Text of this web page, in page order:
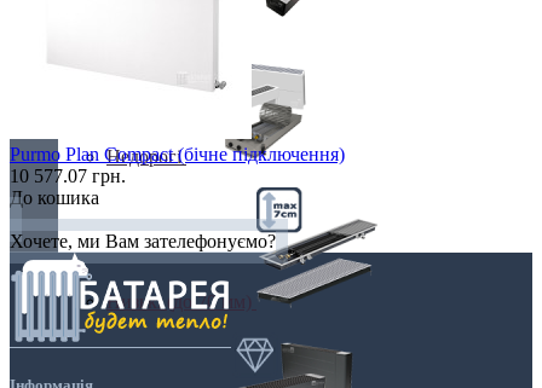
Недорогі
Низькі (до 70 мм)
Purmo Plan Compact (бічне підключення)
10 577.07 грн.
До кошика
Хочете, ми Вам зателефонуємо?